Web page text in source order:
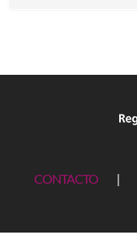
CONTACTO